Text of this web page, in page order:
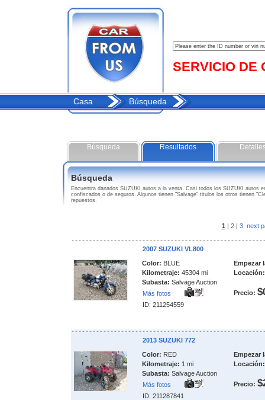
SERVICIO DE
Casa Búsqueda
Búsqueda Resultados
Búsqueda
Encuentra danados SUZUKI autos a la venta. Casi todos los SUZUKI autos
confiscados o de seguros. Algunos tienen "Salvage" titulos los otros tienen
repuestos.
1 | 2| 3 next
2007 SUZUKI VL800
Color: BLUE
Kilometraje: 45304 mi
Subasta: Salvage Auction
Más fotos
ID: 211254559
Empezar
Locación:
Precio:
2013 SUZUKI 772
Color: RED
Kilometraje: 1 mi
Subasta: Salvage Auction
Más fotos
ID: 211287841
Empezar
Locación:
Precio: